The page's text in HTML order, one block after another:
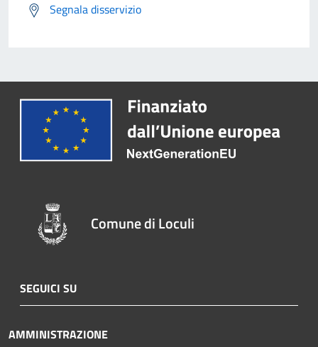
Segnala disservizio
Comune di Loculi
SEGUICI SU
AMMINISTRAZIONE